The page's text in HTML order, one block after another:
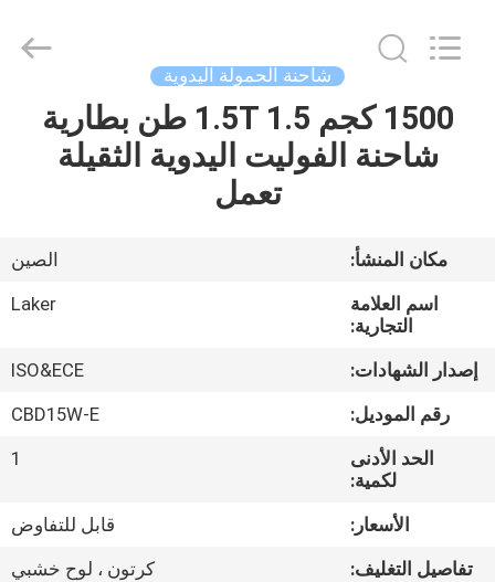
منزل
حول
جولة
المعمل
الجودة
AUTOPARTS
CO.,LIMITED.
شاحنة الحمولة اليدوية
1500 كجم 1.5T 1.5 طن بطارية
شاحنة الفوليت اليدوية الثقيلة
تعمل
مكان المنشأ:
الصين
اسم العلامة
التجارية:
Laker
إصدار الشهادات:
ISO&ECE
رقم الموديل:
CBD15W-E
الحد الأدنى
لكمية:
1
الأسعار:
قابل للتفاوض
تفاصيل التغليف:
كرتون ، لوح خشبي